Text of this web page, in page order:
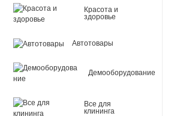
Красота и
здоровье
Автотовары
Демооборудование
Все для
клининга